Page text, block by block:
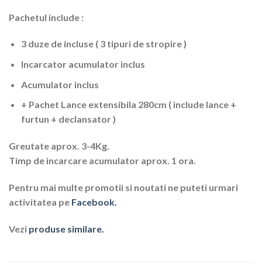
Pachetul include :
3 duze de incluse ( 3 tipuri de stropire )
Incarcator acumulator inclus
Acumulator inclus
+ Pachet Lance extensibila 280cm ( include lance +
furtun + declansator )
Greutate aprox. 3-4Kg.
Timp de incarcare acumulator aprox. 1 ora.
Pentru mai multe promotii si noutati ne puteti urmari
activitatea pe Facebook.
Vezi produse similare.